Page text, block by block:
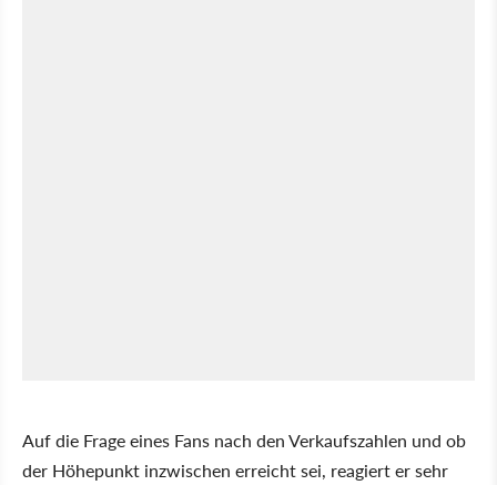
Auf die Frage eines Fans nach den Verkaufszahlen und ob
der Höhepunkt inzwischen erreicht sei, reagiert er sehr